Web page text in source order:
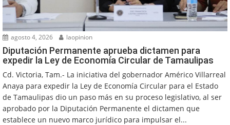
agosto 4, 2026 laopinion
Diputación Permanente aprueba dictamen para
expedir la Ley de Economía Circular de Tamaulipas
Cd. Victoria, Tam.- La iniciativa del gobernador Américo Villarreal
Anaya para expedir la Ley de Economía Circular para el Estado
de Tamaulipas dio un paso más en su proceso legislativo, al ser
aprobado por la Diputación Permanente el dictamen que
establece un nuevo marco jurídico para impulsar el...